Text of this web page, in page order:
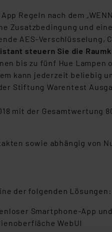
Regeln nach dem
Zusatzbedingung und
AES-
steuern Sie die
bis zu fünf Hue
kann jederzeit beliebig
Stiftung Warentest
mit der
sowie abhängig von
der folgenden Lösungen:
Smartphone-App
WebUI